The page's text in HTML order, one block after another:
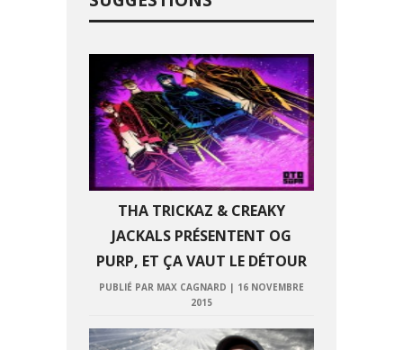
THA TRICKAZ & CREAKY
JACKALS PRÉSENTENT OG
PURP, ET ÇA VAUT LE DÉTOUR
PUBLIÉ PAR MAX CAGNARD | 16 NOVEMBRE
2015